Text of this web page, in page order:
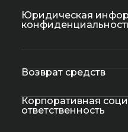
Юридическая
Возврат средств
Корпоративная
ответственность